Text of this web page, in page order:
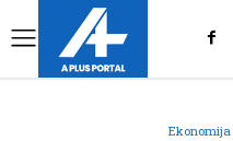
Ekonomija